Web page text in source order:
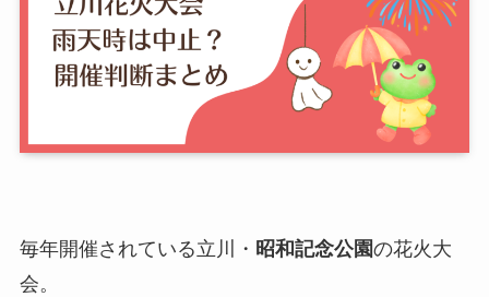
毎年開催されている立川・ 昭和記念公園の花火大
会。